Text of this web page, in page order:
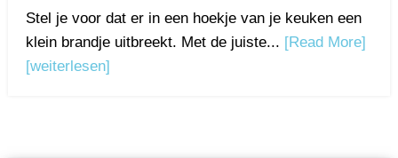
Stel je voor dat er in een hoekje van je keuken een
klein brandje uitbreekt. Met de juiste... [Read More]
[weiterlesen]